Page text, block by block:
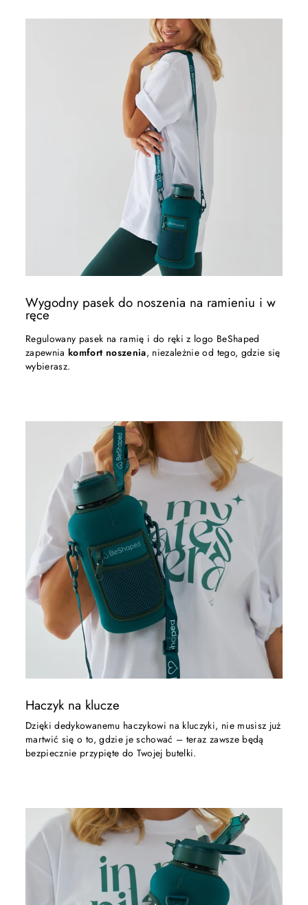
Wygodny pasek do noszenia na ramieniu i w
ręce
Regulowany pasek na ramię i do ręki z logo BeShaped
zapewniakomfort noszenia, niezależnie od tego, gdzie się
wybierasz.
Haczyk na klucze
Dzięki dedykowanemu haczykowi na kluczyki, nie musisz już
martwić się o to, gdzie je schować – teraz zawsze będą
bezpiecznie przypięte do Twojej butelki.